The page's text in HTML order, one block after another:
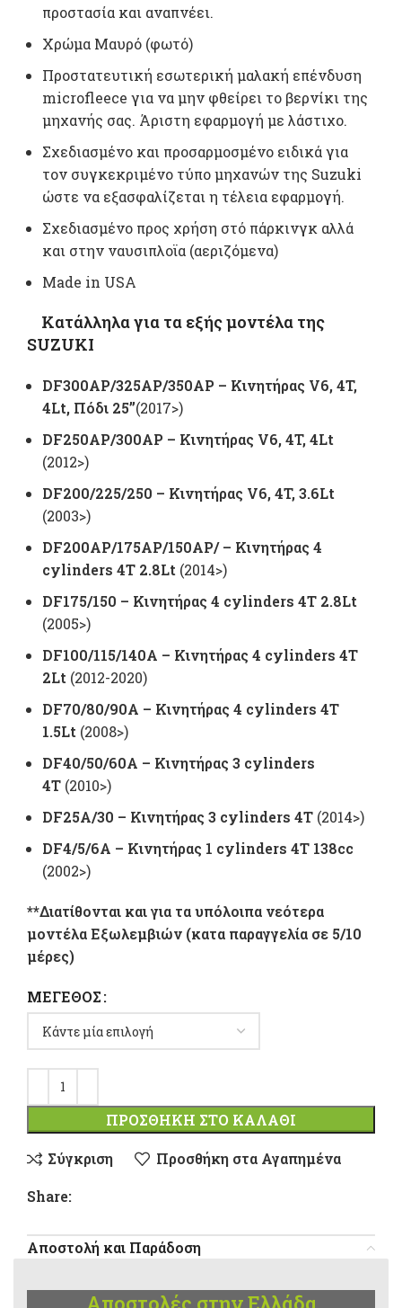
προστασία και αναπνέει.
Xρώμα Μαυρό (φωτό)
Προστατευτική εσωτερική μαλακή επένδυση
microfleece για να μην φθείρει το βερνίκι της
μηχανής σας. Άριστη εφαρμογή με λάστιχο.
Σχεδιασμένο και προσαρμοσμένο ειδικά για
τον συγκεκριμένο τύπο μηχανών της Suzuki
ώστε να εξασφαλίζεται η τέλεια εφαρμογή.
Σχεδιασμένο προς χρήση στό πάρκινγκ αλλά
και στην ναυσιπλοϊα (αεριζόμενα)
Μade in USA
Κατάλληλα για τα εξής μοντέλα της
SUZUKI
DF300AP/325AP/350AP – Kινητήρας V6, 4T,
4Lt, Πόδι 25”(2017>)
DF250AP/300AP – Kινητήρας V6, 4T, 4Lt
(2012>)
DF200/225/250 – Kινητήρας V6, 4T, 3.6Lt
(2003>)
DF200AP/175AP/150AP/ – Kινητήρας 4
cylinders 4T 2.8Lt (2014>)
DF175/150 – Kινητήρας 4 cylinders 4T 2.8Lt
(2005>)
DF100/115/140A – Kινητήρας 4 cylinders 4T
2Lt (2012-2020)
DF70/80/90A – Kινητήρας 4 cylinders 4T
1.5Lt (2008>)
DF40/50/60A – Kινητήρας 3 cylinders
4T (2010>)
DF25A/30 – Kινητήρας 3 cylinders 4T (2014>)
DF4/5/6A – Kινητήρας 1 cylinders 4T 138cc
(2002>)
**Διατίθονται και για τα υπόλοιπα νεότερα
μοντέλα Εξωλεμβιών (κατα παραγγελία σε 5/10
μέρες)
ΜΈΓΕΘΟΣ
ΠΡΟΣΘΉΚΗ ΣΤΟ ΚΑΛΆΘΙ
Σύγκριση
Προσθήκη στα Αγαπημένα
Share:
Αποστολή και Παράδοση